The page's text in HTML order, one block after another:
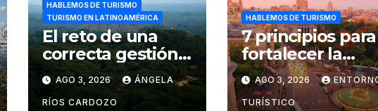
HABLEMOS DE TURISMO
TURISMO EN LATINOAMÉRICA
El reto de una
correcta gestión
turística del
Bosque de
Pomac (en Perú)
AGO 3, 2026 ÁNGELA
RÍOS CARDOZO
HABLEMOS DE TURISMO
7 principios para
fortalecer la
gestión de
destinos
turísticos, según
AGO 3, 2026
TURÍSTICO